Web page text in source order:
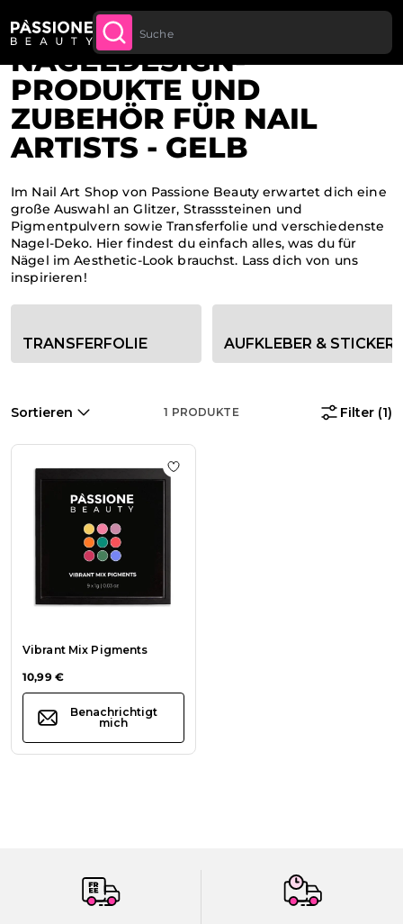
Bis zu 20 € Rabatt auf deine erste
Bestellung
SPRINGEN
Brotkrümel
Home
NAGELDESIGN-
PRODUKTE UND
ZUBEHÖR FÜR NAIL
ARTISTS - GELB
Im Nail Art Shop von Passione Beauty erwartet dich eine
große Auswahl an Glitzer, Strasssteinen und
Pigmentpulvern sowie Transferfolie und verschiedenste
Nagel-Deko. Hier findest du einfach alles, was du für
Nägel im Aesthetic-Look brauchst. Lass dich von uns
inspirieren!
Kategorie-Filteroptionen
TRANSFERFOLIE AUFKLEBER & STICKER
Sortieren 1 PRODUKTE Filter (1)
Vibrant Mix Pigments
10,99 €
Benachrichtigt
mich
Zur Wunschliste hinzufügen